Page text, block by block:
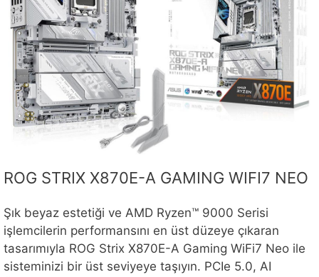
ROG STRIX X870E-A GAMING WIFI7 NEO
Şık beyaz estetiği ve AMD Ryzen™ 9000 Serisi
işlemcilerin performansını en üst düzeye çıkaran
tasarımıyla ROG Strix X870E-A Gaming WiFi7 Neo ile
sisteminizi bir üst seviyeye taşıyın. PCIe 5.0, AI